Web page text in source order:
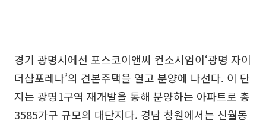
경기 광명시에선 포스코이앤씨 컨소시엄이‘광명 자이
더샵포레나’의 견본주택을 열고 분양에 나선다. 이 단
지는 광명1구역 재개발을 통해 분양하는 아파트로 총
3585가구 규모의 대단지다. 경남 창원에서는 신월동